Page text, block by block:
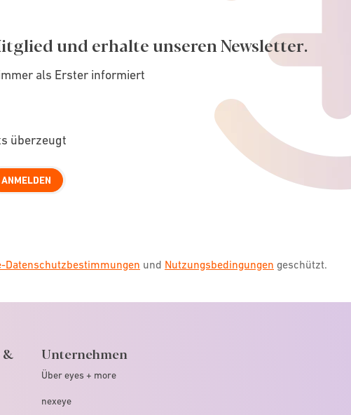
und erhalte unseren Newsletter.
als Erster informiert
überzeugt
ANMELDEN
Datenschutzbestimmungen und Nutzungsbedingungen geschützt.
& Unternehmen
Über eyes + more
nexeye